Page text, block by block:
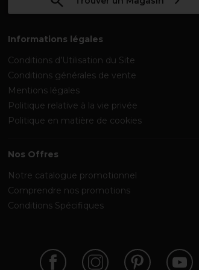
Informations légales
Conditions d’Utilisation du Site
Conditions générales de vente
Mentions légales
Politique relative à la vie privée
Politique en matière de cookies
Nos Offres
Notre catalogue promotionnel
Comprendre nos promotions
Conditions Spécifiques